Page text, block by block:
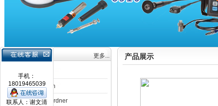
手机：
18019465039
联系人：谢文清
产品目录 更多...
涂膜机
德国Erichsen
德国BYK-Gardner
产品展示